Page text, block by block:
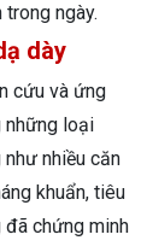
ngày.
dày
cứu và ứng
những loại
nhiều căn
khuẩn, tiêu
chứng minh